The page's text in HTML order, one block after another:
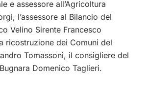
e assessore all’Agricoltura
l’assessore al Bilancio del
Velino Sirente Francesco
ricostruzione dei Comuni del
Tomassoni, il consigliere del
Domenico Taglieri.